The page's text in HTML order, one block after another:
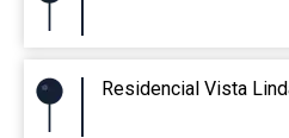
Residencial Vista